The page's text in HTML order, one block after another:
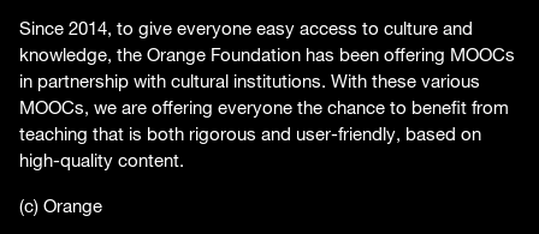
Since 2014, to give everyone easy access to culture and
knowledge, the Orange Foundation has been offering MOOCs
in partnership with cultural institutions. With these various
MOOCs, we are offering everyone the chance to benefit from
teaching that is both rigorous and user-friendly, based on
high-quality content.
(c) Orange